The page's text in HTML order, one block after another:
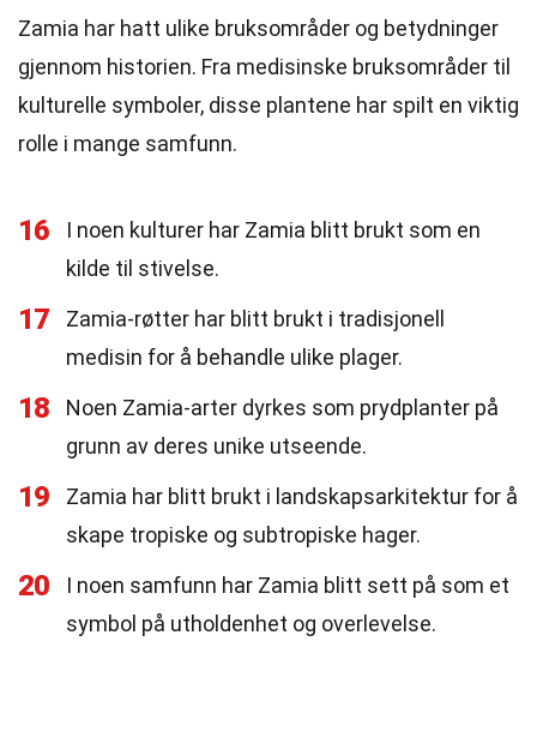
Zamia har hatt ulike bruksområder og betydninger
gjennom historien. Fra medisinske bruksområder til
kulturelle symboler, disse plantene har spilt en viktig
rolle i mange samfunn.
16
I noen kulturer har Zamia blitt brukt som en
kilde til stivelse.
17
Zamia-røtter har blitt brukt i tradisjonell
medisin for å behandle ulike plager.
18
Noen Zamia-arter dyrkes som prydplanter på
grunn av deres unike utseende.
19
Zamia har blitt brukt i landskapsarkitektur for å
skape tropiske og subtropiske hager.
20
I noen samfunn har Zamia blitt sett på som et
symbol på utholdenhet og overlevelse.